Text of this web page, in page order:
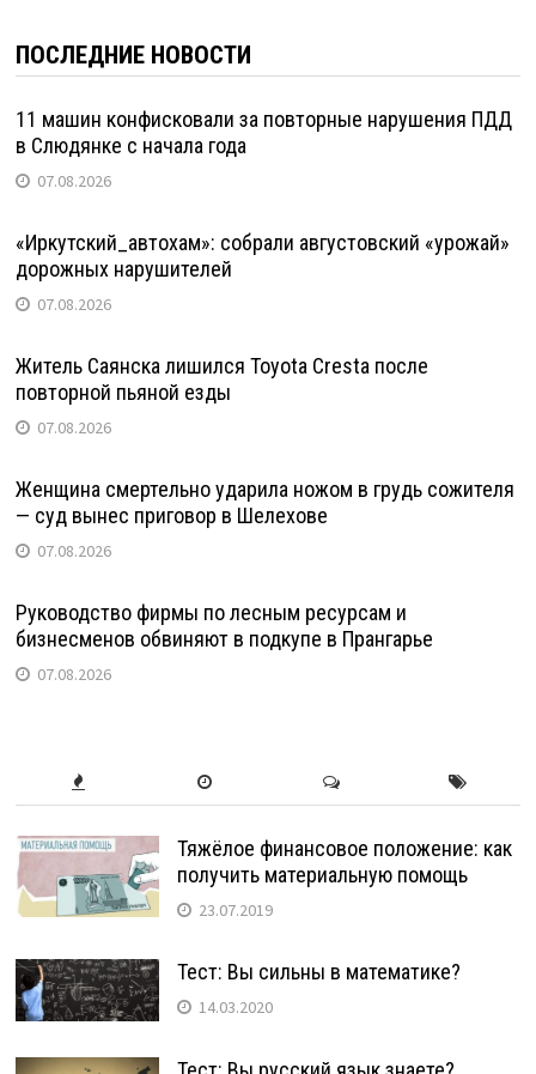
ПОСЛЕДНИЕ НОВОСТИ
11 машин конфисковали за повторные нарушения ПДД
в Слюдянке с начала года
07.08.2026
«Иркутский_автохам»: собрали августовский «урожай»
дорожных нарушителей
07.08.2026
Житель Саянска лишился Toyota Cresta после
повторной пьяной езды
07.08.2026
Женщина смертельно ударила ножом в грудь сожителя
— суд вынес приговор в Шелехове
07.08.2026
Руководство фирмы по лесным ресурсам и
бизнесменов обвиняют в подкупе в Прангарье
07.08.2026
Тяжёлое финансовое положение: как
получить материальную помощь
23.07.2019
Тест: Вы сильны в математике?
14.03.2020